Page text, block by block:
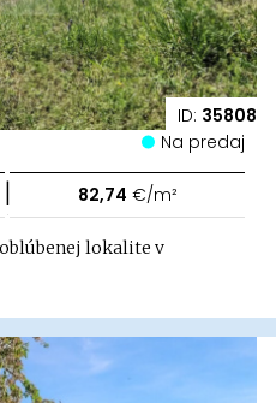
ID: 35808
Na predaj
| 82,74 €/m²
lokalite v